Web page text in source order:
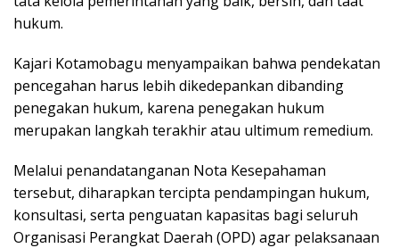
hukum.
Kajari Kotamobagu menyampaikan bahwa pendekatan
pencegahan harus lebih dikedepankan dibanding
penegakan hukum, karena penegakan hukum
merupakan langkah terakhir atau ultimum remedium.
Melalui penandatanganan Nota Kesepahaman
tersebut, diharapkan tercipta pendampingan hukum,
konsultasi, serta penguatan kapasitas bagi seluruh
Organisasi Perangkat Daerah (OPD) agar pelaksanaan